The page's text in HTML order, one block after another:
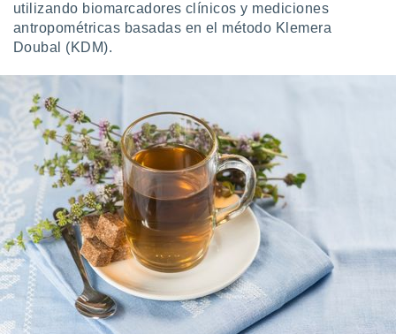
únicos
similares
como
este sitio
IP
de
posible
traten tus
en
a lo que
utilizando biomarcadores clínicos y mediciones
antropométricas basadas en el método Klemera
Doubal (KDM).